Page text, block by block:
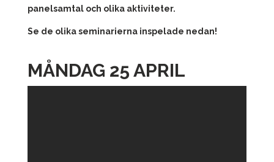
panelsamtal och olika aktiviteter.
Se de olika seminarierna inspelade nedan!
MÅNDAG 25 APRIL